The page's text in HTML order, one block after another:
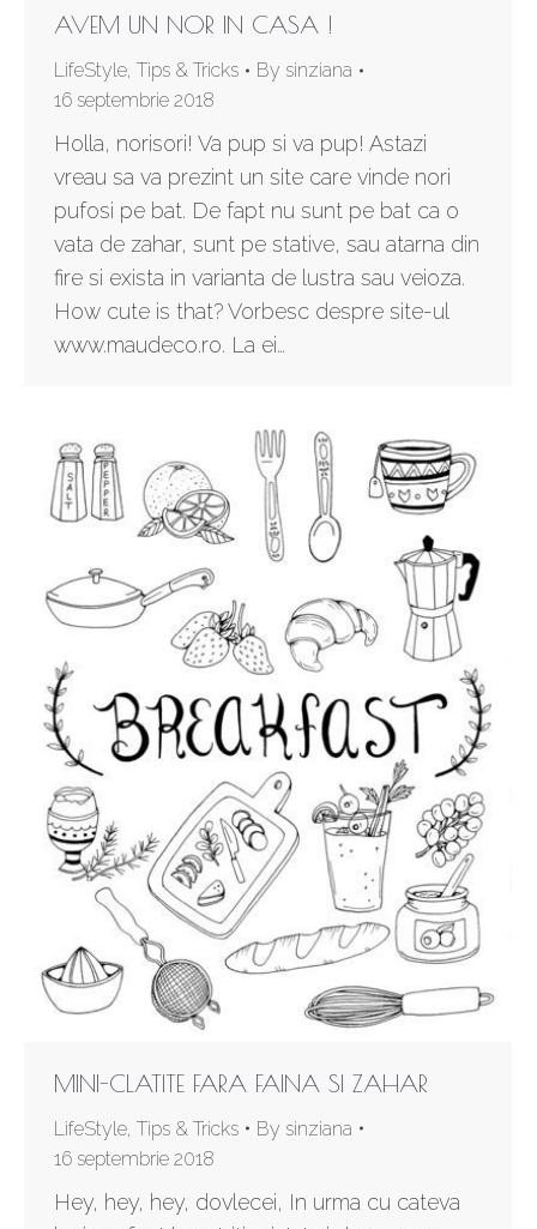
AVEM UN NOR IN CASA !
LifeStyle, Tips & Tricks By sinziana
16 septembrie 2018
Holla, norisori! Va pup si va pup! Astazi
vreau sa va prezint un site care vinde nori
pufosi pe bat. De fapt nu sunt pe bat ca o
vata de zahar, sunt pe stative, sau atarna din
fire si exista in varianta de lustra sau veioza.
How cute is that? Vorbesc despre site-ul
www.maudeco.ro. La ei…
MINI-CLATITE FARA FAINA SI ZAHAR
LifeStyle, Tips & Tricks By sinziana
16 septembrie 2018
Hey, hey, hey, dovlecei, In urma cu cateva